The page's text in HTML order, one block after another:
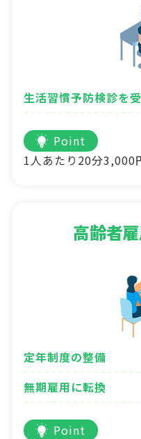
生活習慣予防検診を
Point
1人あたり20分3,000
高齢者
定年制度の整備
無期雇用に転換
Point